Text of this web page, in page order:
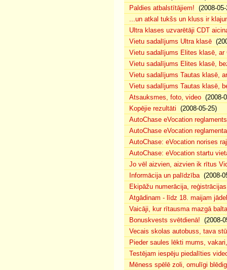
Paldies atbalstītājiem! (2008-
...un atkal tukšs un kluss ir
Ultra klases uzvarētāji CDT
Vietu sadalījums Ultra klasē
Vietu sadalījums Elites klasē, ar
Vietu sadalījums Elites klasē,
Vietu sadalījums Tautas klasē,
Vietu sadalījums Tautas klasē,
Atsauksmes, foto, video (2008-
Kopējie rezultāti (2008-05-25)
AutoChase eVocation reglaments
AutoChase eVocation
AutoChase: eVocation norises
AutoChase: eVocation startu
Jo vēl aizvien, aizvien ik rītus
Informācija un palīdzība(2008-
Ekipāžu numerācija,
Atgādinam - līdz 18. maijam
Vaicāji, kur rītausma mazgā
Bonuskvests svētdienā! (2008-
Vecais skolas autobuss, tava
Pieder saules lēkti mums,
Testējam iespēju piedalīties
Mēness spēlē zoli, omulīgi